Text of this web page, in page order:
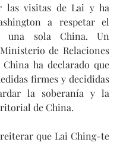
las visitas de Lai y ha
a respetar el
una sola China. Un
de Relaciones
ha declarado que
firmes y decididas
la soberanía y la
de China.